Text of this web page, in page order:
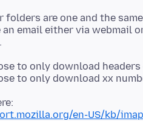
folders are one and the
email either via webmail
to only download
en-US/kb/